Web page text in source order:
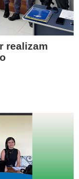
realizam